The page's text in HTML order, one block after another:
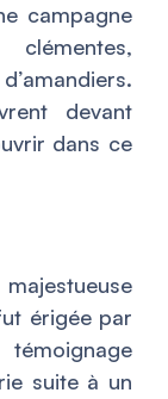
campagne
devant
dans ce
érigée par
suite à un